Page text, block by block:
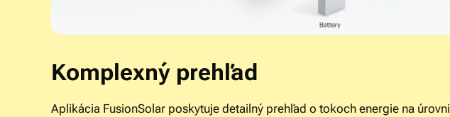
Komplexný prehľad
Aplikácia FusionSolar poskytuje detailný prehľad o tokoch energie na úrovni